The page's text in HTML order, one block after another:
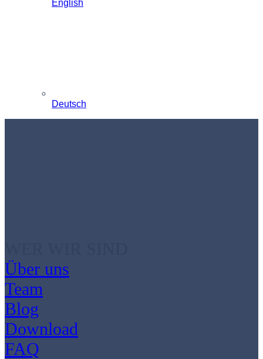
English
Deutsch
Über uns
Team
Blog
Download
FAQ